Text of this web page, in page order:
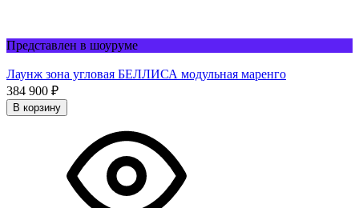
Представлен в шоуруме
Лаунж зона угловая БЕЛЛИСА модульная маренго
384 900 ₽
В корзину